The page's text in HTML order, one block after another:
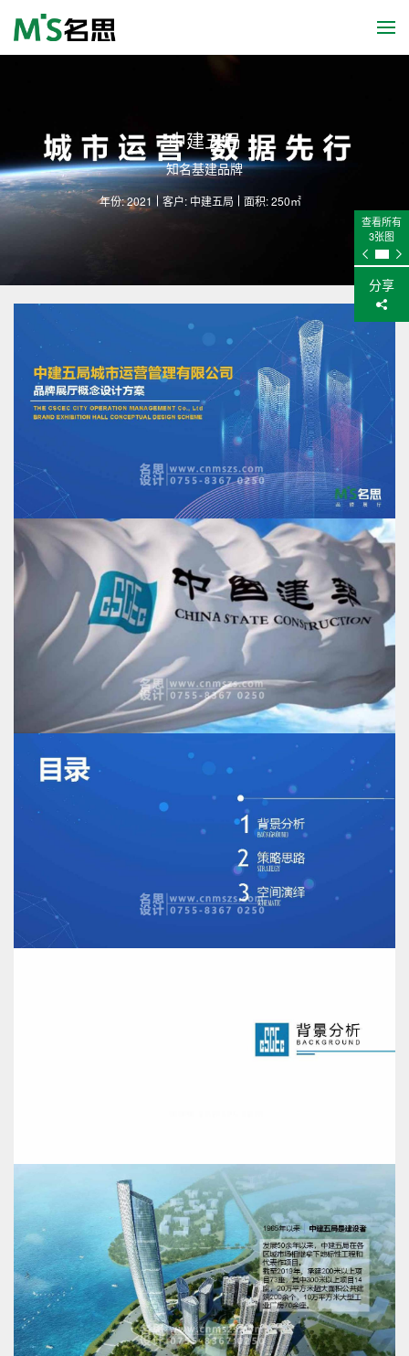
中建五局
知名基建品牌
年份: 2021 客户: 中建五局 面积: 250㎡
查看所有
3张图
分享